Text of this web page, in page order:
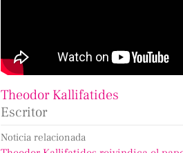
Theodor Kallifatides
Escritor
Noticia relacionada